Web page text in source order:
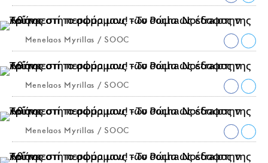
Menelaos Myrillas / SOOC
Menelaos Myrillas / SOOC
Menelaos Myrillas / SOOC